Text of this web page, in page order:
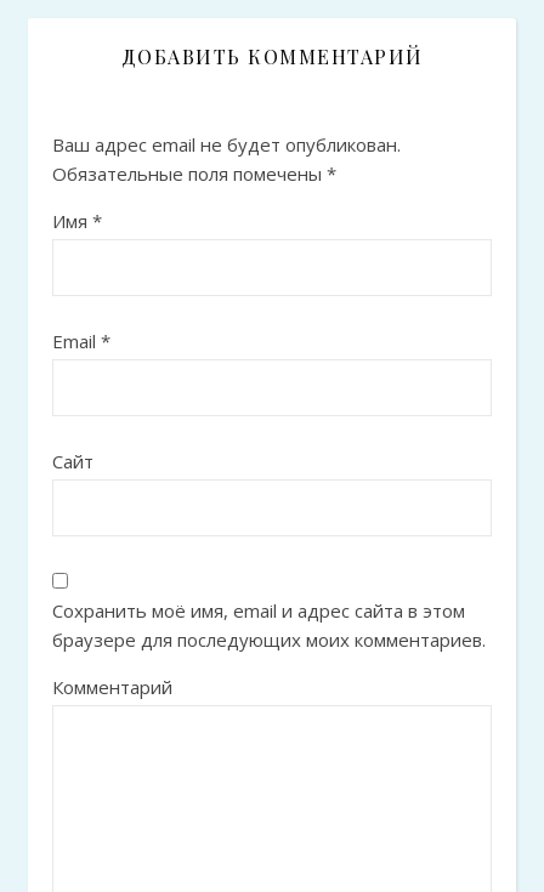
ДОБАВИТЬ КОММЕНТАРИЙ
Ваш адрес email не будет опубликован.
Обязательные поля помечены *
Имя *
Email *
Сайт
Сохранить моё имя, email и адрес сайта в этом
браузере для последующих моих комментариев.
Комментарий